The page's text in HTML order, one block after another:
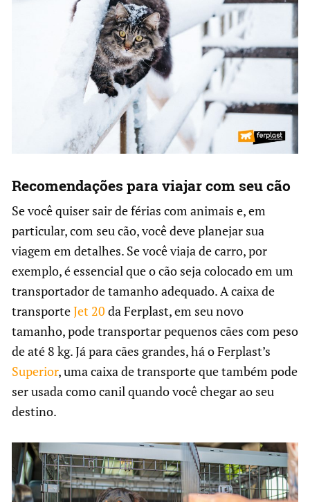
Recomendações para viajar com seu cão
Se você quiser sair de férias com animais e, em
particular, com seu cão, você deve planejar sua
viagem em detalhes. Se você viaja de carro, por
exemplo, é essencial que o cão seja colocado em um
transportador de tamanho adequado. A caixa de
transporteJet 20 da Ferplast, em seu novo
tamanho, pode transportar pequenos cães com peso
de até 8 kg. Já para cães grandes, há o Ferplast’s
Superior, uma caixa de transporte que também pode
ser usada como canil quando você chegar ao seu
destino.